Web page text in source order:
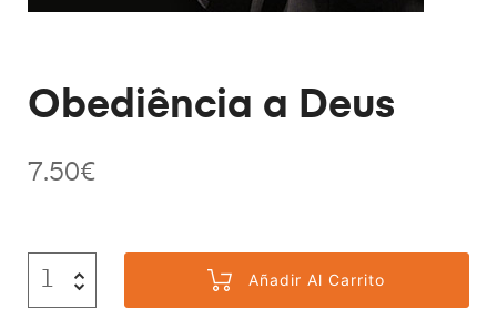
Obediência a Deus
7.50€
Añadir Al Carrito